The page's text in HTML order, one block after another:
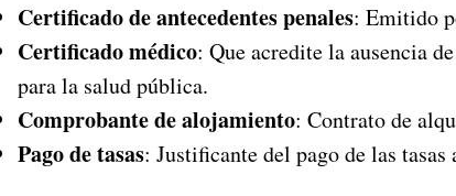
Certificado de antecedentes penales: Emitido
Certificado médico: Que acredite la ausencia
para la salud pública.
Comprobante de alojamiento: Contrato de
Pago de tasas: Justificante del pago de las